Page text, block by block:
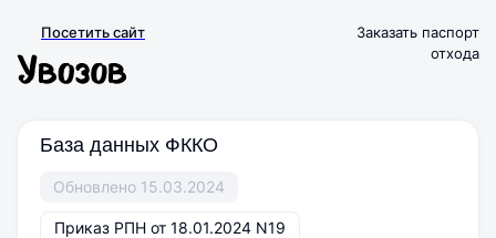
Посетить сайт
Заказать паспорт
отхода
База данных ФККО
Обновлено 15.03.2024
Приказ РПН от 18.01.2024 N19